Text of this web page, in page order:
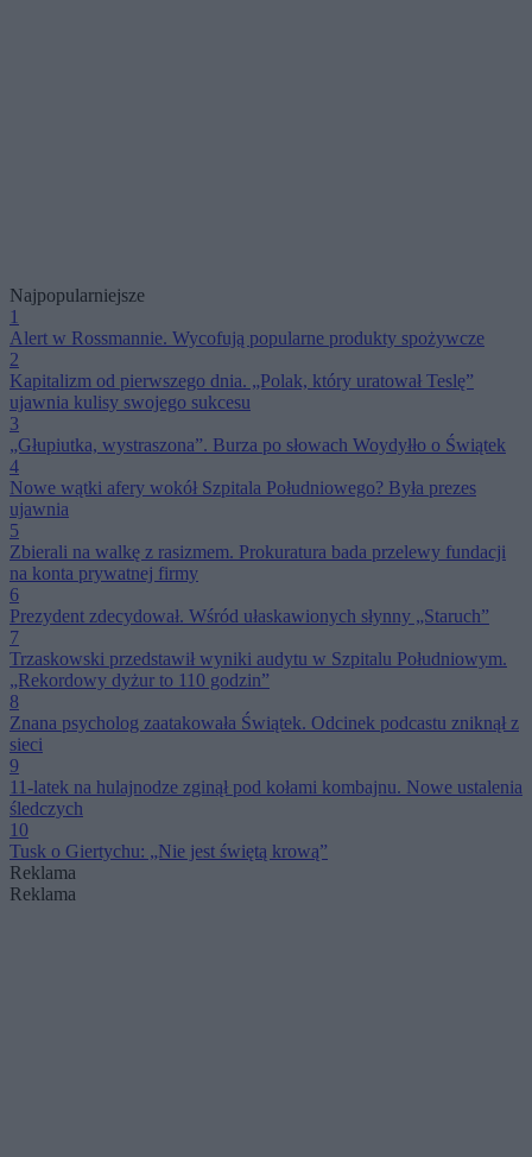
Najpopularniejsze
1
Alert w Rossmannie. Wycofują popularne produkty spożywcze
2
Kapitalizm od pierwszego dnia. „Polak, który uratował Teslę”
ujawnia kulisy swojego sukcesu
3
„Głupiutka, wystraszona”. Burza po słowach Woydyłło o Świątek
4
Nowe wątki afery wokół Szpitala Południowego? Była prezes
ujawnia
5
Zbierali na walkę z rasizmem. Prokuratura bada przelewy fundacji
na konta prywatnej firmy
6
Prezydent zdecydował. Wśród ułaskawionych słynny „Staruch”
7
Trzaskowski przedstawił wyniki audytu w Szpitalu Południowym.
„Rekordowy dyżur to 110 godzin”
8
Znana psycholog zaatakowała Świątek. Odcinek podcastu zniknął z
sieci
9
11-latek na hulajnodze zginął pod kołami kombajnu. Nowe ustalenia
śledczych
10
Tusk o Giertychu: „Nie jest świętą krową”
Reklama
Reklama